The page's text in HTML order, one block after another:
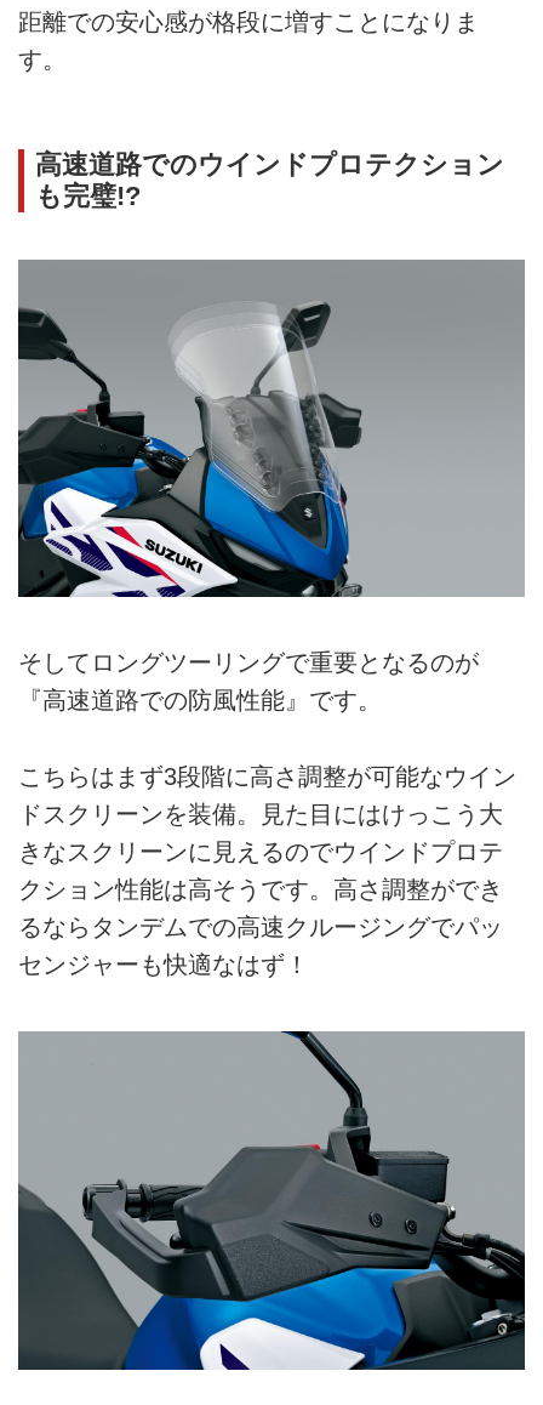
距離での安心感が格段に増すことになりま
す。
高速道路でのウインドプロテクション
も完璧!?
そしてロングツーリングで重要となるのが
『高速道路での防風性能』です。
こちらはまず3段階に高さ調整が可能なウイン
ドスクリーンを装備。見た目にはけっこう大
きなスクリーンに見えるのでウインドプロテ
クション性能は高そうです。高さ調整ができ
るならタンデムでの高速クルージングでパッ
センジャーも快適なはず！